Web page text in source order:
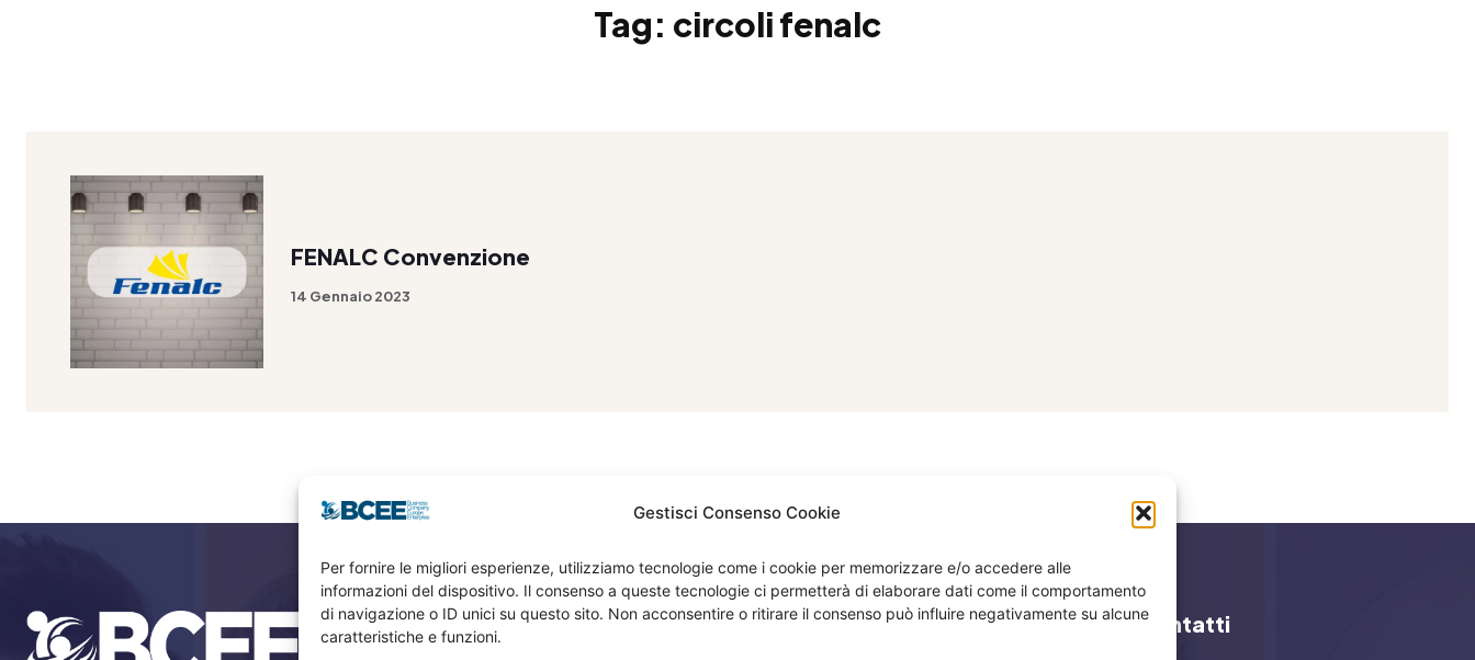
Gestisci Consenso Cookie
Per fornire le migliori esperienze, utilizziamo tecnologie come i cookie per memorizzare e/o accedere alle
informazioni del dispositivo. Il consenso a queste tecnologie ci permetterà di elaborare dati come il comportamento
di navigazione o ID unici su questo sito. Non acconsentire o ritirare il consenso può influire negativamente su alcune
caratteristiche e funzioni.
Tag: circoli fenalc
FENALC Convenzione
14 Gennaio 2023
Menù Company Contatti